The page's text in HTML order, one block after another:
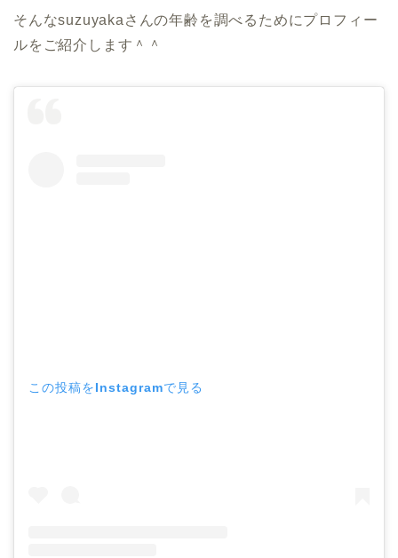
そんなsuzuyakaさんの年齢を調べるためにプロフィー
ルをご紹介します＾＾
この投稿をInstagramで見る